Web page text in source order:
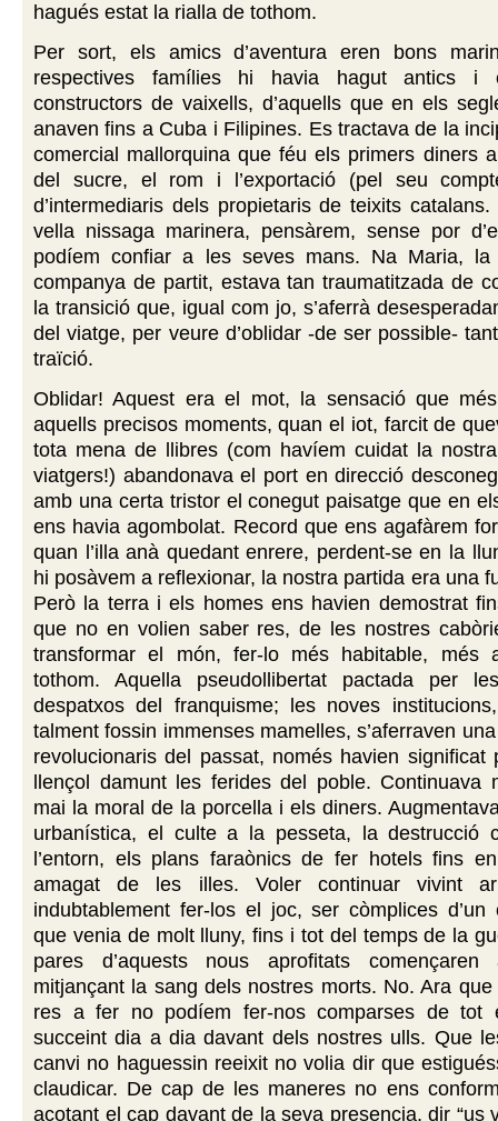
hagués estat la rialla de tothom.
Per sort, els amics d’aventura eren bons
respectives famílies hi havia hagut antics i
constructors de vaixells, d’aquells que en els
anaven fins a Cuba i Filipines. Es tractava de la
comercial mallorquina que féu els primers diners
del sucre, el rom i l’exportació (pel seu
d’intermediaris dels propietaris de teixits catalans.
vella nissaga marinera, pensàrem, sense por
podíem confiar a les seves mans. Na Maria, la
companya de partit, estava tan traumatitzada de
la transició que, igual com jo, s’aferrà
del viatge, per veure d’oblidar -de ser possible-
traïció.
Oblidar! Aquest era el mot, la sensació que
aquells precisos moments, quan el iot, farcit de
tota mena de llibres (com havíem cuidat la
viatgers!) abandonava el port en direcció
amb una certa tristor el conegut paisatge que en
ens havia agombolat. Record que ens agafàrem
quan l’illa anà quedant enrere, perdent-se en la
hi posàvem a reflexionar, la nostra partida era una
Però la terra i els homes ens havien demostrat
que no en volien saber res, de les nostres
transformar el món, fer-lo més habitable, més
tothom. Aquella pseudollibertat pactada per
despatxos del franquisme; les noves
talment fossin immenses mamelles, s’aferraven
revolucionaris del passat, només havien significat
llençol damunt les ferides del poble. Continuava
mai la moral de la porcella i els diners.
urbanística, el culte a la pesseta, la destrucció
l’entorn, els plans faraònics de fer hotels fins
amagat de les illes. Voler continuar vivint
indubtablement fer-los el joc, ser còmplices d’un
que venia de molt lluny, fins i tot del temps de la
pares d’aquests nous aprofitats començaren
mitjançant la sang dels nostres morts. No. Ara
res a fer no podíem fer-nos comparses de tot
succeint dia a dia davant dels nostres ulls. Que
canvi no haguessin reeixit no volia dir que
claudicar. De cap de les maneres no ens
acotant el cap davant de la seva presencia, dir “us